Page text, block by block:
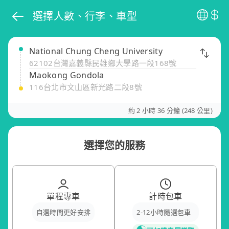
選擇人數、行李、車型
National Chung Cheng University
62102台灣嘉義縣民雄鄉大學路一段168號
Maokong Gondola
116台北市文山區新光路二段8號
約 2 小時 36 分鐘 (248 公里)
選擇您的服務
單程專車
自選時間更好安排
計時包車
2-12小時隨選包車